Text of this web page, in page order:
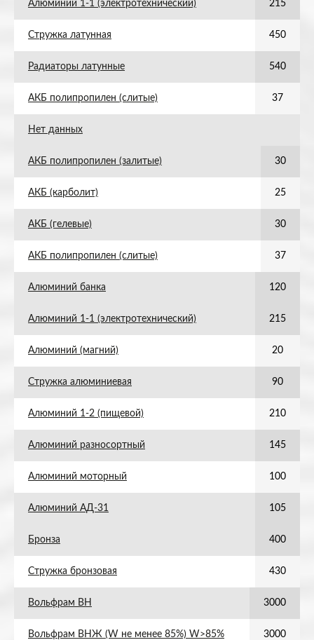
Алюминий 1-1 (электротехнический) 215
Стружка латунная 450
Радиаторы латунные 540
АКБ полипропилен (слитые) 37
Нет данных
АКБ полипропилен (залитые) 30
АКБ (карболит) 25
АКБ (гелевые) 30
АКБ полипропилен (слитые) 37
Алюминий банка 120
Алюминий 1-1 (электротехнический) 215
Алюминий (магний) 20
Стружка алюминиевая 90
Алюминий 1-2 (пищевой) 210
Алюминий разносортный 145
Алюминий моторный 100
Алюминий АД-31 105
Бронза 400
Стружка бронзовая 430
Вольфрам ВН 3000
Вольфрам ВНЖ (W не менее 85%) W>85% 3000